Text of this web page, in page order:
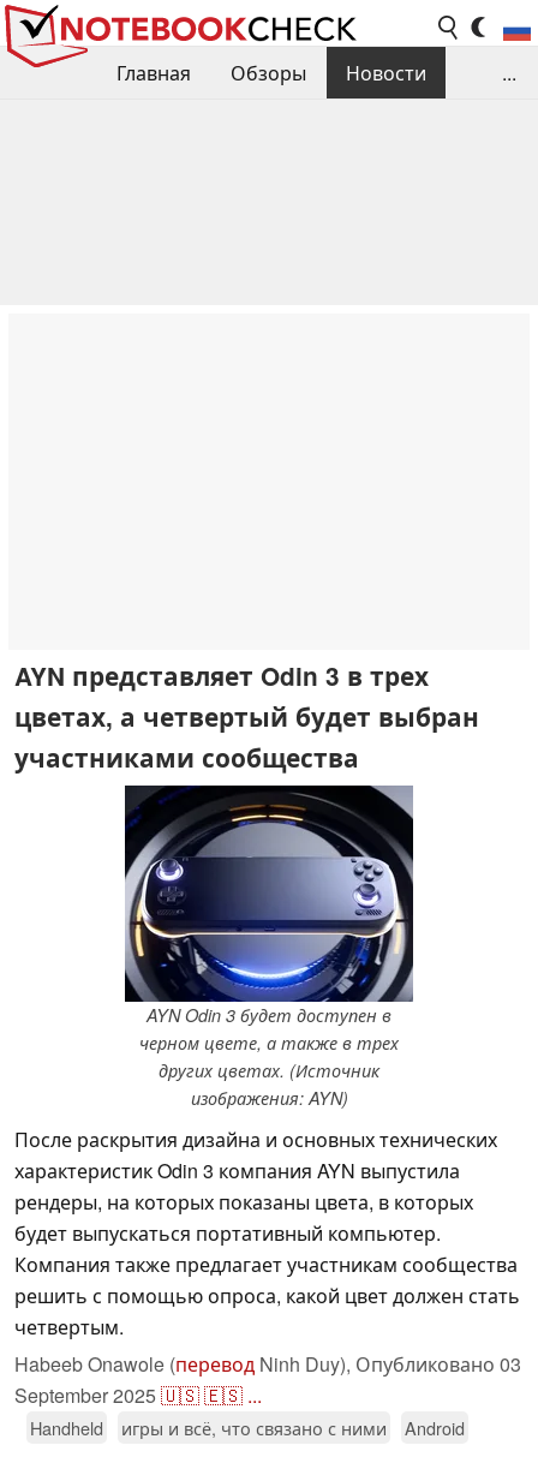
Главная Обзоры
Новости
...
AYN представляет Odin 3 в трех
цветах, а четвертый будет выбран
участниками сообщества
AYN Odin 3 будет доступен в
черном цвете, а также в трех
других цветах. (Источник
изображения: AYN)
После раскрытия дизайна и основных технических
характеристик Odin 3 компания AYN выпустила
рендеры, на которых показаны цвета, в которых
будет выпускаться портативный компьютер.
Компания также предлагает участникам сообщества
решить с помощью опроса, какой цвет должен стать
четвертым.
Habeeb Onawole (перевод Ninh Duy), Опубликовано 03
September 2025🇺🇸🇪🇸 ...
Handheld игры и всё, что связано с ними Android